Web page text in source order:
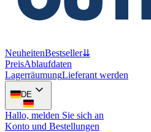
NeuheitenBestseller⇊
PreisAblaufdaten
LagerräumungLieferant werden
DE
Hallo, melden Sie sich an
Konto und Bestellungen